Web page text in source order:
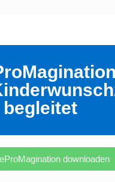
begleitet
downloaden